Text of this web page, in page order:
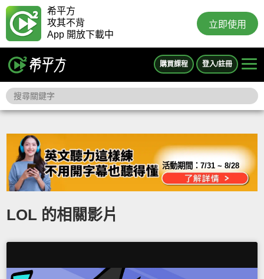
希平方
攻其不背
App 開放下載中
立即使用
購買課程 登入/註冊
活動期間：7/31 ~ 8/28
LOL 的相關影片